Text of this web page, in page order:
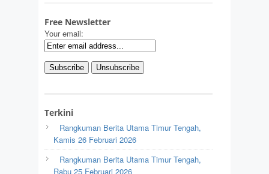
Free Newsletter
Your email:
Terkini
Rangkuman Berita Utama Timur Tengah,
Kamis 26 Februari 2026
Rangkuman Berita Utama Timur Tengah,
Rabu 25 Februari 2026